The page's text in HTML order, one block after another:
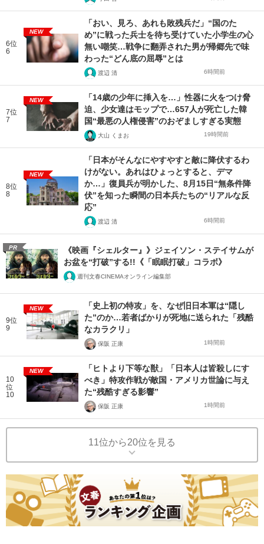
6位
6
NEW
「おい、見ろ、あれも敗残兵だ」“国のた
め”に戦った兵士を待ち受けていた小学生の心
無い嘲笑…戦争に翻弄された男が帰郷先で味
わった“どん底の屈辱”とは
渡辺 清 6時間前
7位
7
NEW
「14歳の少年に挿入を…」性器に火をつけ脅
迫、少女達はモップで…657人が死亡した韓
国“最悪の人権侵害”のおぞましすぎる実態
大山 くまお 19時間前
8位
8
NEW
「日本がそんなにやすやすと敵に降伏するわ
けがない。あれはひょっとすると、デマ
か…」復員兵が明かした、8月15日“無条件降
伏”を知った瞬間の日本兵たちの“リアルな反
応”
渡辺 清 6時間前
PR
《映画『シェルター』》ジェイソン・ステイサムが
お盆を“打破”する!!《「眠眠打破」コラボ》
週刊文春CINEMAオンライン編集部
9位
9
NEW
「史上初の特攻」を、なぜ旧日本軍は“隠し
た”のか…若者ばかりが死地に送られた「残酷
なカラクリ」
保阪 正康 1時間前
10
位
10
NEW
「ヒトより下等な獣」「日本人は皆殺しにす
べき」特攻作戦が敵国・アメリカ世論に与え
た“残酷すぎる影響”
保阪 正康 1時間前
11位から20位を見る